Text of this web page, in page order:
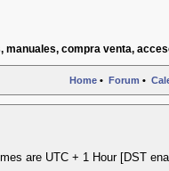
manuales, compra venta,
Home • Forum •
are UTC + 1 Hour [DST